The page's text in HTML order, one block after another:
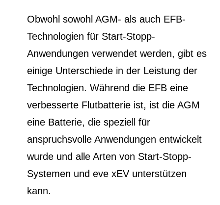
Obwohl sowohl AGM- als auch EFB-
Technologien für Start-Stopp-
Anwendungen verwendet werden, gibt es
einige Unterschiede in der Leistung der
Technologien. Während die EFB eine
verbesserte Flutbatterie ist, ist die AGM
eine Batterie, die speziell für
anspruchsvolle Anwendungen entwickelt
wurde und alle Arten von Start-Stopp-
Systemen und eve xEV unterstützen
kann.